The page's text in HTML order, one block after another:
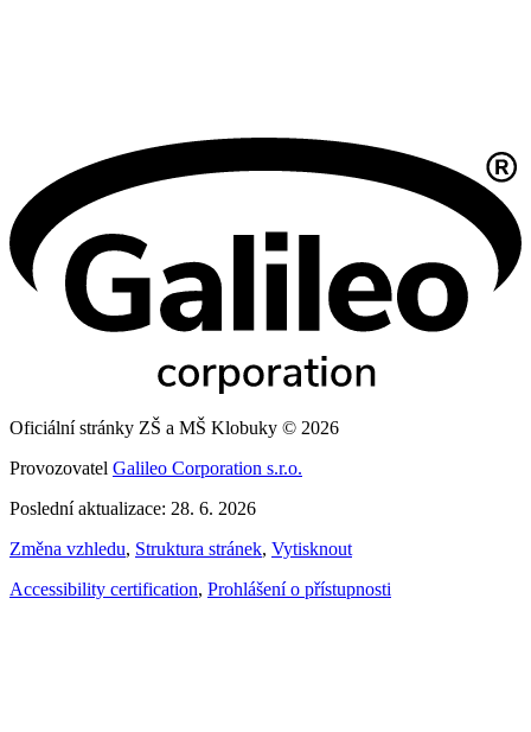
Oficiální stránky ZŠ a MŠ Klobuky © 2026
Provozovatel Galileo Corporation s.r.o.
Poslední aktualizace: 28. 6. 2026
Změna vzhledu, Struktura stránek, Vytisknout
Accessibility certification, Prohlášení o přístupnosti